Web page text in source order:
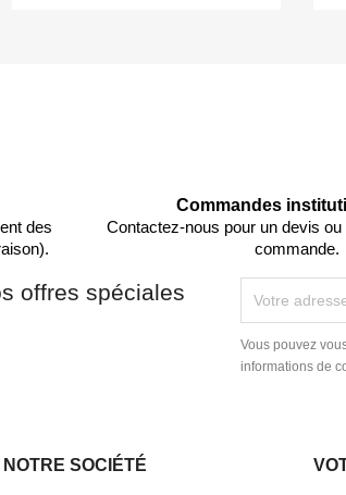
des
Commandes
Contactez-nous pour un devis
commande.
offres spéciales
Vous pouvez
informations de
NOTRE SOCIÉTÉ